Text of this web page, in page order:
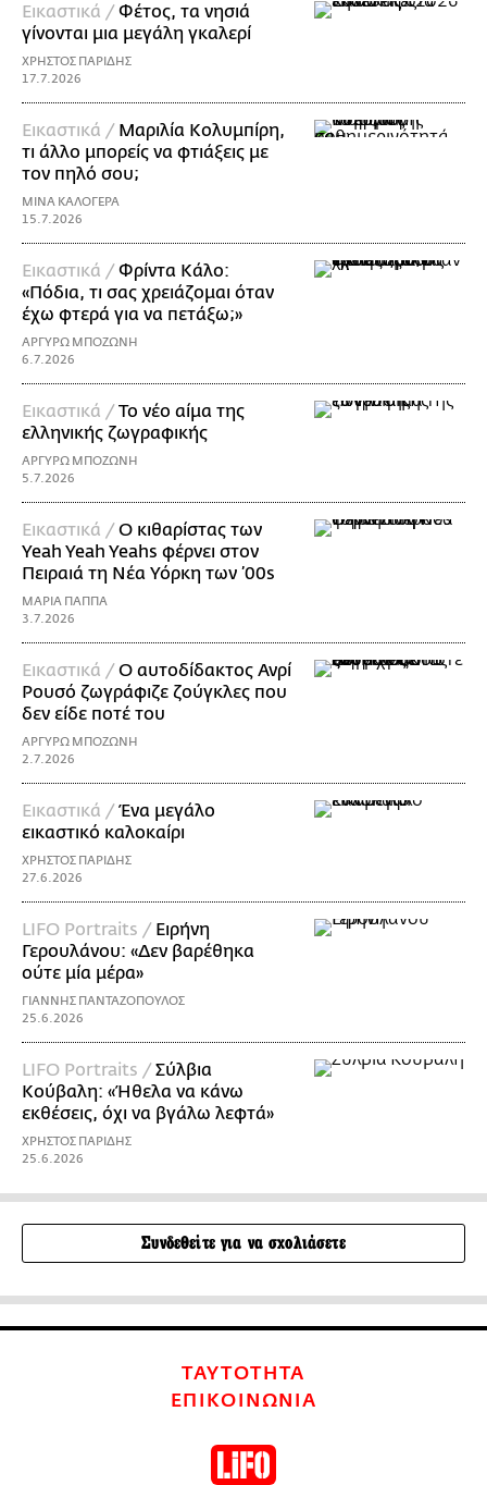
Εικαστικά /Φέτος, τα νησιά
γίνονται μια μεγάλη γκαλερί
ΧΡΗΣΤΟΣ ΠΑΡΙΔΗΣ
17.7.2026
Εικαστικά / Μαριλία Κολυμπίρη,
τι άλλο μπορείς να φτιάξεις με
τον πηλό σου;
ΜΙΝΑ ΚΑΛΟΓΕΡΑ
15.7.2026
Εικαστικά /Φρίντα Κάλο:
«Πόδια, τι σας χρειάζομαι όταν
έχω φτερά για να πετάξω;»
ΑΡΓΥΡΩ ΜΠΟΖΩΝΗ
6.7.2026
Εικαστικά /Το νέο αίμα της
ελληνικής ζωγραφικής
ΑΡΓΥΡΩ ΜΠΟΖΩΝΗ
5.7.2026
Εικαστικά /Ο κιθαρίστας των
Yeah Yeah Yeahs φέρνει στον
Πειραιά τη Νέα Υόρκη των ’00s
ΜΑΡΙΑ ΠΑΠΠΑ
3.7.2026
Εικαστικά /Ο αυτοδίδακτος Ανρί
Ρουσό ζωγράφιζε ζούγκλες που
δεν είδε ποτέ του
ΑΡΓΥΡΩ ΜΠΟΖΩΝΗ
2.7.2026
Εικαστικά /Ένα μεγάλο
εικαστικό καλοκαίρι
ΧΡΗΣΤΟΣ ΠΑΡΙΔΗΣ
27.6.2026
LIFO Portraits / Ειρήνη
Γερουλάνου: «Δεν βαρέθηκα
ούτε μία μέρα»
ΓΙΑΝΝΗΣ ΠΑΝΤΑΖΟΠΟΥΛΟΣ
25.6.2026
LIFO Portraits /Σύλβια
Κούβαλη: «Ήθελα να κάνω
εκθέσεις, όχι να βγάλω λεφτά»
ΧΡΗΣΤΟΣ ΠΑΡΙΔΗΣ
25.6.2026
Συνδεθείτε για να σχολιάσετε
ΤΑΥΤΟΤΗΤΑ
ΕΠΙΚΟΙΝΩΝΙΑ